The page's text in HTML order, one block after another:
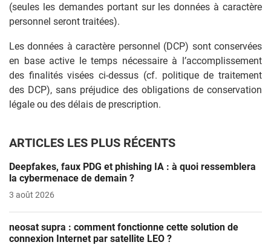
(seules les demandes portant sur les données à caractère
personnel seront traitées).
Les données à caractère personnel (DCP) sont conservées
en base active le temps nécessaire à l’accomplissement
des finalités visées ci-dessus (cf. politique de traitement
des DCP), sans préjudice des obligations de conservation
légale ou des délais de prescription.
ARTICLES LES PLUS RÉCENTS
Deepfakes, faux PDG et phishing IA : à quoi ressemblera
la cybermenace de demain ?
3 août 2026
neosat supra : comment fonctionne cette solution de
connexion Internet par satellite LEO ?